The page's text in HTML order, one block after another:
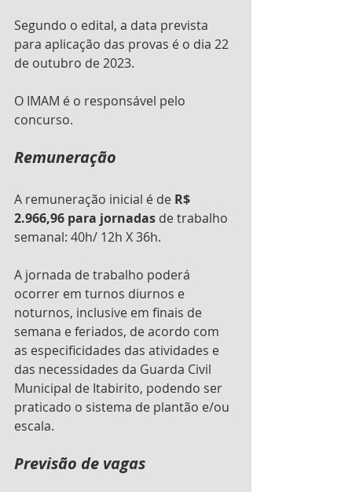
Segundo o edital, a data prevista
para aplicação das provas é o dia 22
de outubro de 2023.
O IMAM é o responsável pelo
concurso.
Remuneração
A remuneração inicial é de R$
2.966,96 para jornadas de trabalho
semanal: 40h/ 12h X 36h.
A jornada de trabalho poderá
ocorrer em turnos diurnos e
noturnos, inclusive em finais de
semana e feriados, de acordo com
as especificidades das atividades e
das necessidades da Guarda Civil
Municipal de Itabirito, podendo ser
praticado o sistema de plantão e/ou
escala.
Previsão de vagas